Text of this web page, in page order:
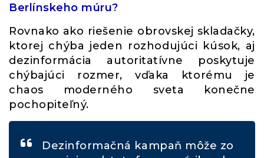
Berlínskeho múru?
Rovnako ako riešenie obrovskej skladačky,
ktorej chýba jeden rozhodujúci kúsok, aj
dezinformácia autoritatívne poskytuje
chýbajúci rozmer, vďaka ktorému je
chaos moderného sveta konečne
pochopiteľný.
Dezinformačná kampaň môže zo